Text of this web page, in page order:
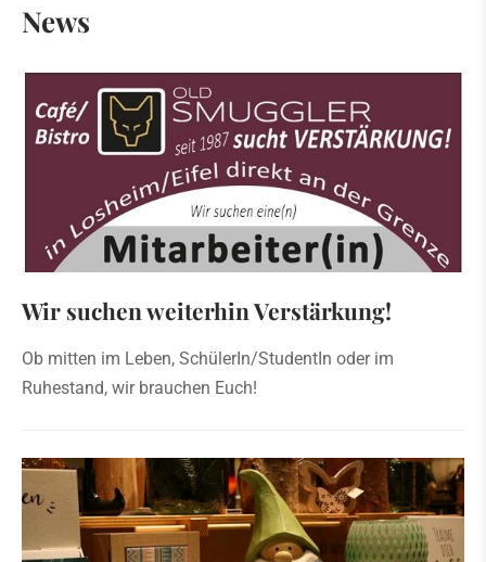
News
Wir suchen weiterhin Verstärkung!
Ob mitten im Leben, SchülerIn/StudentIn oder im
Ruhestand, wir brauchen Euch!